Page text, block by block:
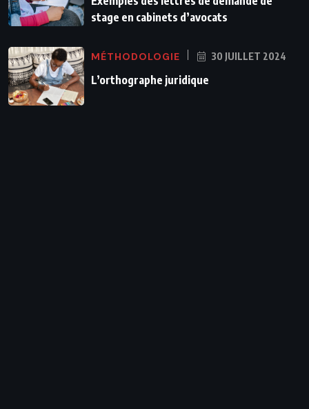
stage en cabinets d’avocats
MÉTHODOLOGIE 30 JUILLET 2024
L’orthographe juridique